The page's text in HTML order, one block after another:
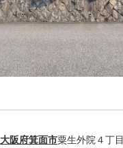
大阪府箕面市粟生外院４丁目